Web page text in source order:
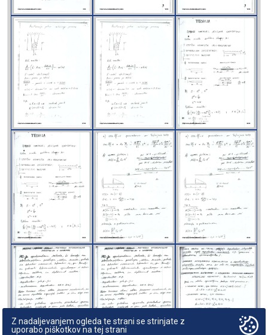
Z nadaljevanjem ogleda te strani se strinjate z
uporabo piškotkov na tej strani